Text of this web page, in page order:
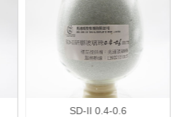
SD-II 0.4-0.6